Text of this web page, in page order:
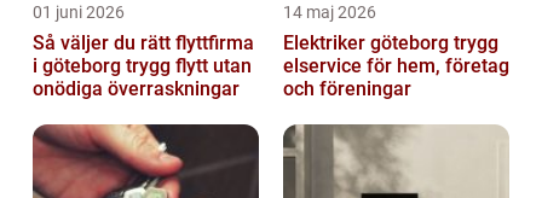
01 juni 2026
Så väljer du rätt flyttfirma
i göteborg trygg flytt utan
onödiga överraskningar
14 maj 2026
Elektriker göteborg trygg
elservice för hem, företag
och föreningar